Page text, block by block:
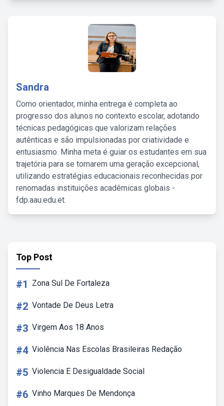
Sandra
Como orientador, minha entrega é completa ao
progresso dos alunos no contexto escolar, adotando
técnicas pedagógicas que valorizam relações
autênticas e são impulsionadas por criatividade e
entusiasmo. Minha meta é guiar os estudantes em sua
trajetória para se tornarem uma geração excepcional,
utilizando estratégias educacionais reconhecidas por
renomadas instituições acadêmicas globais -
fdp.aau.edu.et.
Top Post
#1 Zona Sul De Fortaleza
#2 Vontade De Deus Letra
#3 Virgem Aos 18 Anos
#4 Violência Nas Escolas Brasileiras Redação
#5 Violencia E Desigualdade Social
#6 Vinho Marques De Mendonça